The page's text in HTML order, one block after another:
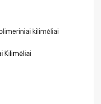
Kilimėliai